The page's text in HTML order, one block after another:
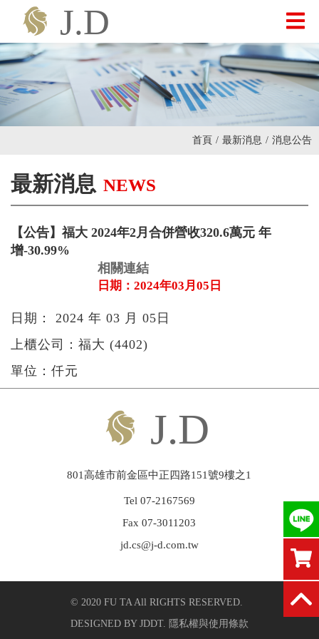
最新消息
聯絡我們
繁中|
首頁 / 最新消息 / 消息公告
最新消息 NEWS
【公告】福大 2024年2月合併營收320.6萬元 年
增-30.99%
相關連結
日期：2024年03月05日
日期： 2024 年 03 月 05日
上櫃公司：福大 (4402)
單位：仟元
801高雄市前金區中正四路151號9樓之1
Tel 07-2167569
Fax 07-3011203
jd.cs@j-d.com.tw
© 2020 FU TA All RIGHTS RESERVED.
DESIGNED BY JDDT. 隱私權與使用條款